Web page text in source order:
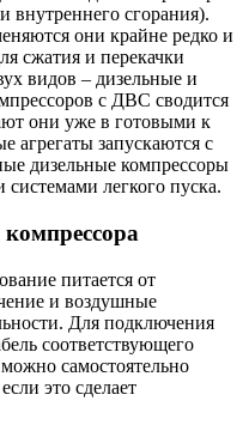
внутреннего сгорания).
они крайне редко и
сжатия и перекачки
видов – дизельные и
с ДВС сводится
они уже в готовыми к
агрегаты запускаются с
дизельные компрессоры
системами легкого пуска.
питается от
и воздушные
Для подключения
соответствующего
самостоятельно
это сделает